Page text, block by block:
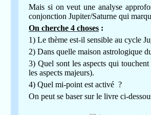
Mais si on veut une analyse
conjonction Jupiter/Saturne qui
On cherche 4 choses :
1) Le thème est-il sensible au cycle
2) Dans quelle maison astrologique
3) Quel sont les aspects qui
les aspects majeurs).
4) Quel mi-point est activé ?
On peut se baser sur le livre ci-